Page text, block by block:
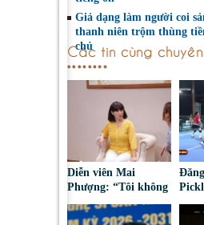
Giả dạng làm người coi
thanh niên trộm thùng
chủ
Các tin cùng
Diễn viên Mai
Phượng: “Tôi không
bao giờ hối hận về
những gì mình đã